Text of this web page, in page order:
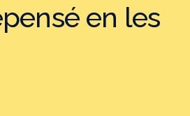
en les